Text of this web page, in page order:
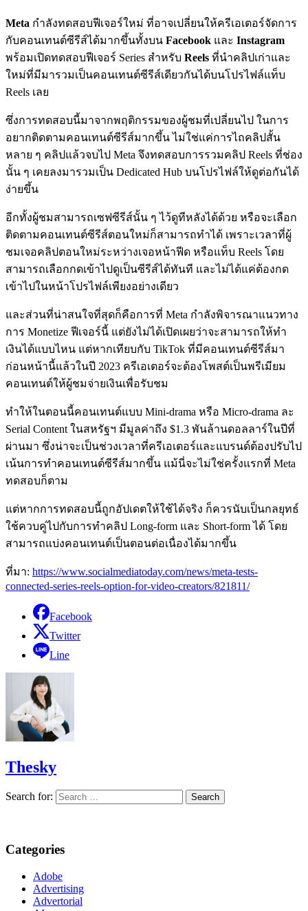
Meta กำลังทดสอบฟีเจอร์ใหม่ ที่อาจเปลี่ยนให้ครีเอเตอร์จัดการ
กับคอนเทนต์ซีรีส์ได้มากขึ้นทั้งบน Facebook และ Instagram
พร้อมเปิดทดสอบฟีเจอร์ Series สำหรับ Reels ที่นำคลิปเก่าและ
ใหม่ที่มีมารวมเป็นคอนเทนต์ซีรีส์เดียวกันได้บนโปรไฟล์แท็บ
Reels เลย
ซึ่งการทดสอบนี้มาจากพฤติกรรมของผู้ชมที่เปลี่ยนไป ในการ
อยากติดตามคอนเทนต์ซีรีส์มากขึ้น ไม่ใช่แค่การไถคลิปสั้น
หลาย ๆ คลิปแล้วจบไป Meta จึงทดสอบการรวมคลิป Reels ที่ช่อง
นั้น ๆ เคยลงมารวมเป็น Dedicated Hub บนโปรไฟล์ให้ดูต่อกันได้
ง่ายขึ้น
อีกทั้งผู้ชมสามารถเซฟซีรีส์นั้น ๆ ไว้ดูทีหลังได้ด้วย หรือจะเลือก
ติดตามคอนเทนต์ซีรีส์ตอนใหม่ก็สามารถทำได้ เพราะเวลาที่ผู้
ชมเจอคลิปตอนใหม่ระหว่างเจอหน้าฟีด หรือแท็บ Reels โดย
สามารถเลือกกดเข้าไปดูเป็นซีรีส์ได้ทันที และไม่ได้แค่ต้องกด
เข้าไปในหน้าโปรไฟล์เพียงอย่างเดียว
และส่วนที่น่าสนใจที่สุดก็คือการที่ Meta กำลังพิจารณาแนวทาง
การ Monetize ฟีเจอร์นี้ แต่ยังไม่ได้เปิดเผยว่าจะสามารถให้ทำ
เงินได้แบบไหน แต่หากเทียบกับ TikTok ที่มีคอนเทนต์ซีรีส์มา
ก่อนหน้านี้แล้วในปี 2023 ครีเอเตอร์จะต้องโพสต์เป็นพรีเมียม
คอนเทนต์ให้ผู้ชมจ่ายเงินเพื่อรับชม
ทำให้ในตอนนี้คอนเทนต์แบบ Mini-drama หรือ Micro-drama ละ
Serial Content ในสหรัฐฯ มีมูลค่าถึง $1.3 พันล้านดอลลาร์ในปีที่
ผ่านมา ซึ่งน่าจะเป็นช่วงเวลาที่ครีเอเตอร์และแบรนด์ต้องปรับไป
เน้นการทำคอนเทนต์ซีรีส์มากขึ้น แม้นี่จะไม่ใช่ครั้งแรกที่ Meta
ทดสอบก็ตาม
แต่หากการทดสอบนี้ถูกอัปเดตให้ใช้ได้จริง ก็ควรนับเป็นกลยุทธ์
ใช้ควบคู่ไปกับการทำคลิป Long-form และ Short-form ได้ โดย
สามารถแบ่งคอนเทนต์เป็นตอนต่อเนื่องได้มากขึ้น
ที่มา: https://www.socialmediatoday.com/news/meta-tests-
connected-series-reels-option-for-video-creators/821811/
Facebook
Twitter
Line
Thesky
Search for:
Categories
Adobe
Advertising
Advertorial